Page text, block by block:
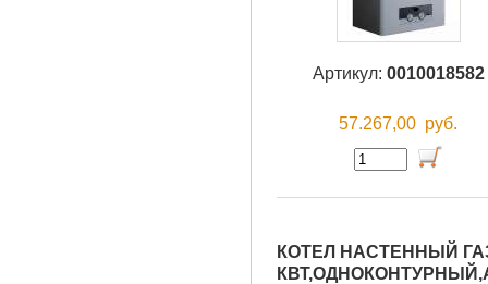
Артикул: 0010018582
57.267,00 руб.
КОТЕЛ НАСТЕННЫЙ